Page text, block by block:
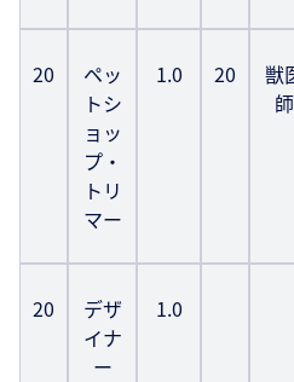
20
ペッ
トシ
ョッ
プ・
トリ
マー
1.0 20
獣
師
20
デザ
イナ
ー
1.0